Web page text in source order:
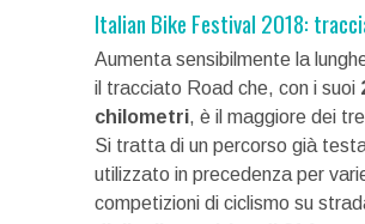
Italian Bike Festival 2018:
Aumenta sensibilmente la
il tracciato Road che, con i suoi
chilometri, è il maggiore dei
Si tratta di un percorso già
utilizzato in precedenza per
competizioni di ciclismo su